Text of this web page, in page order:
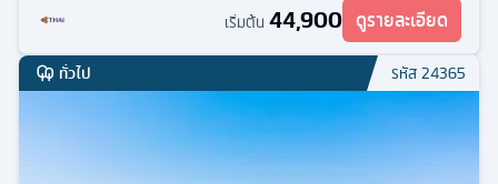
เริ่มต้น 44,900 ดูรายละเอียด
ทั่วไป รหัส24365